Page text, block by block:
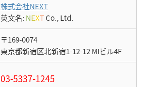
株式会社NEXT
英文名: NEXTCo., Ltd.
〒169-0074
東京都新宿区北新宿1-12-12 MIビル4F
03-5337-1245